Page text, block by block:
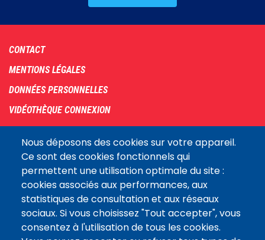
Nous déposons des cookies sur votre appareil.
Ce sont des cookies fonctionnels qui
permettent une utilisation optimale du site :
cookies associés aux performances, aux
statistiques de consultation et aux réseaux
sociaux. Si vous choisissez "Tout accepter", vous
consentez à l'utilisation de tous les cookies.
Footer
menu
CONTACT
MENTIONS LÉGALES
DONNÉES PERSONNELLES
VIDÉOTHÈQUE CONNEXION
COOKIES
Assemblée
nationaleLE SITE DE L’ASSEMBLÉE NATIONALE